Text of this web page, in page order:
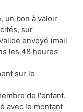
un bon à valoir
sur
envoyé (mail
les 48 heures
sur le
de l'enfant.
avec le montant